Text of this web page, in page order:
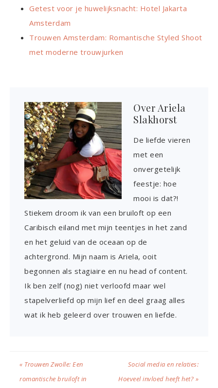
Getest voor je huwelijksnacht: Hotel Jakarta
Amsterdam
Trouwen Amsterdam: Romantische Styled Shoot
met moderne trouwjurken
Over Ariela
Slakhorst
De liefde vieren
met een
onvergetelijk
feestje: hoe
mooi is dat?!
Stiekem droom ik van een bruiloft op een
Caribisch eiland met mijn teentjes in het zand
en het geluid van de oceaan op de
achtergrond. Mijn naam is Ariela, ooit
begonnen als stagiaire en nu head of content.
Ik ben zelf (nog) niet verloofd maar wel
stapelverliefd op mijn lief en deel graag alles
wat ik heb geleerd over trouwen en liefde.
« Trouwen Zwolle: Een
romantische bruiloft in
Social media en relaties:
Hoeveel invloed heeft het? »